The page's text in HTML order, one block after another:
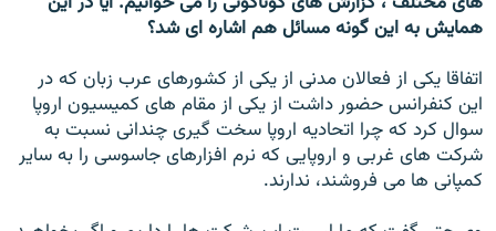
همايش به اين گونه مسائل هم اشاره ای شد؟
اتفاقا يکی از فعالان مدنی از يکی از کشورهای عرب زبان که در
اين کنفرانس حضور داشت از يکی از مقام های کميسيون اروپا
سوال کرد که چرا اتحاديه اروپا سخت گيری چندانی نسبت به
شرکت های غربی و اروپايی که نرم افزارهای جاسوسی را به ساير
کمپانی ها می فروشند، ندارند.